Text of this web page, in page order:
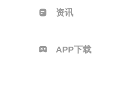
资讯
APP下载